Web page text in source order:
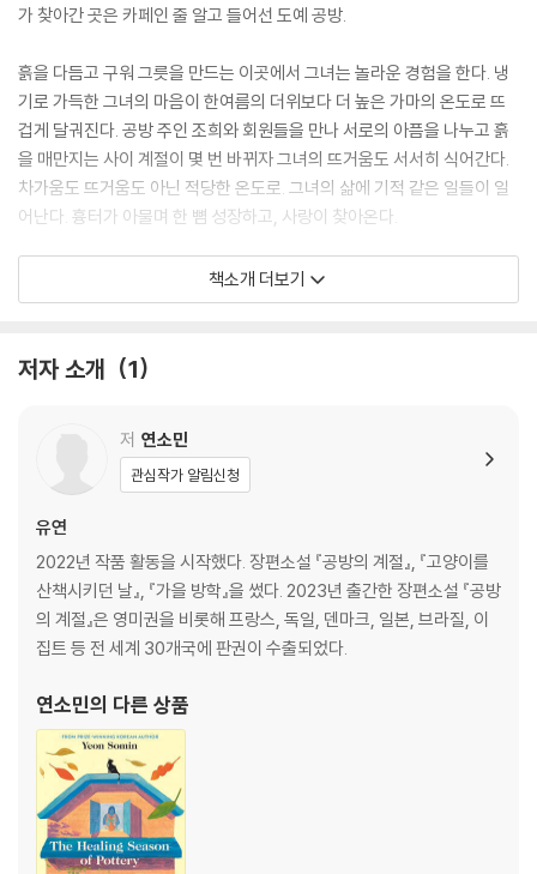
가 찾아간 곳은 카페인 줄 알고 들어선 도예 공방.
흙을 다듬고 구워 그릇을 만드는 이곳에서 그녀는 놀라운 경험을 한다. 냉
기로 가득한 그녀의 마음이 한여름의 더위보다 더 높은 가마의 온도로 뜨
겁게 달궈진다. 공방 주인 조희와 회원들을 만나 서로의 아픔을 나누고 흙
을 매만지는 사이 계절이 몇 번 바뀌자 그녀의 뜨거움도 서서히 식어간다.
차가움도 뜨거움도 아닌 적당한 온도로. 그녀의 삶에 기적 같은 일들이 일
어난다. 흉터가 아물며 한 뼘 성장하고, 사랑이 찾아온다.
A heart warming and irresistible novel about the rejuvena
ting power of pottery, for fans of Before The Coffee Gets
y, as if they’d never been there at all.
worked tirelessly for years and she needs to make a change.
Now, after months of hibernation, it’s time to put her life back
together. Venturing out into the streets near Seoul, she stum
bles upon the Soyo pottery workshop. Drawn in by its light an
mething unfurl within her…
Here, everyone has a story to share, and as the seasons chan
ge, Jungmin returns to herself. Pot by pot, plate by plate, Jung
min discovers that as her hands become busier, her mind bec
omes calmer, and her heart opens up like never before.
책소개 더보기
저자 소개 1
저 연소민
관심작가 알림신청
유연
2022년 작품 활동을 시작했다. 장편소설 『공방의 계절』, 『고양이를
산책시키던 날』, 『가을 방학』을 썼다. 2023년 출간한 장편소설 『공방
의 계절』은 영미권을 비롯해 프랑스, 독일, 덴마크, 일본, 브라질, 이
집트 등 전 세계 30개국에 판권이 수출되었다.
연소민의 다른 상품